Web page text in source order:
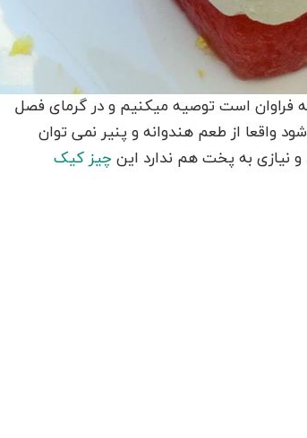
فراوان است توصیه میکنیم و در گرمای فصل
واقعا از طعم هندوانه و پنیر نمی توان
نیازی به پخت هم ندارد این چیز کیک